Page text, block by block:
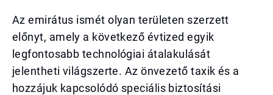
Az emirátus ismét olyan területen szerzett
előnyt, amely a következő évtized egyik
legfontosabb technológiai átalakulását
jelentheti világszerte. Az önvezető taxik és a
hozzájuk kapcsolódó speciális biztosítási